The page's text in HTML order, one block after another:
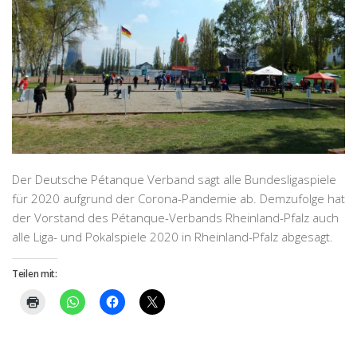
Der Deutsche Pétanque Verband sagt alle Bundesligaspiele
für 2020 aufgrund der Corona-Pandemie ab. Demzufolge hat
der Vorstand des Pétanque-Verbands Rheinland-Pfalz auch
alle Liga- und Pokalspiele 2020 in Rheinland-Pfalz abgesagt.
Teilen mit: